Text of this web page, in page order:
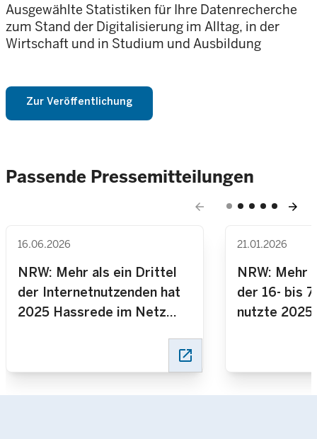
Ausgewählte Statistiken für Ihre Datenrecherche
zum Stand der Digitalisierung im Alltag, in der
Wirtschaft und in Studium und Ausbildung
Zur Veröffentlichung
Passende Pressemitteilungen
arrow_back arrow_forward
16.06.2026
NRW: Mehr als ein Drittel
der Internetnutzenden hat
2025 Hassrede im Netz
open_in_new
21.01.2026
NRW: Mehr
der 16- bis
nutzte 2025